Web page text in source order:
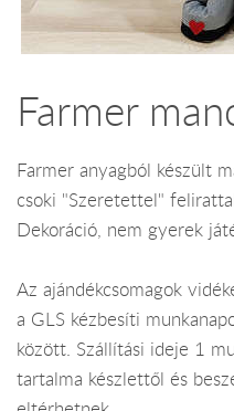
Farmer
Farmer anyagból készült
csoki "Szeretettel"
Dekoráció, nem gyerek
Az ajándékcsomagok
a GLS kézbesíti
között. Szállítási ideje 1
tartalma készlettől és